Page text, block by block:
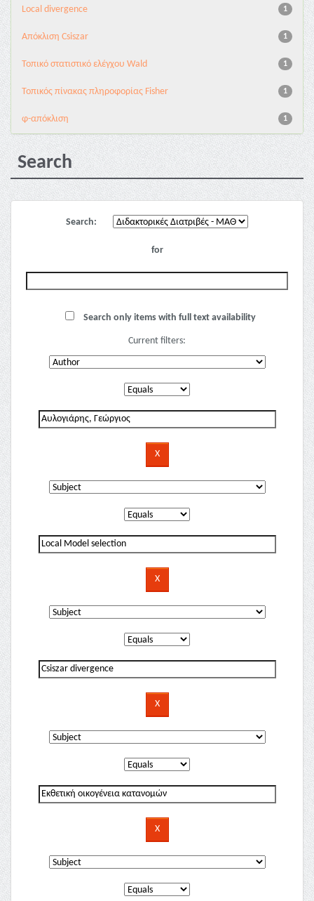
1
Local divergence
1
Απόκλιση Csiszar
1
Τοπικό στατιστικό ελέγχου Wald
1
Τοπικός πίνακας πληροφορίας Fisher
1
φ-απόκλιση
Search
Search:
for
Search only items with full text availability
Current filters: